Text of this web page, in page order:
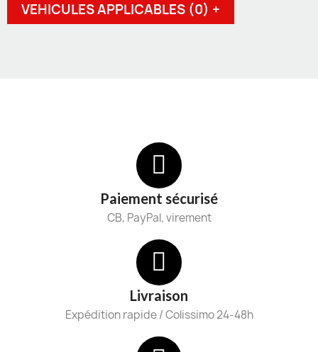
VEHICULES APPLICABLES (0) +
Paiement sécurisé
CB, PayPal, virement
Livraison
Expédition rapide / Colissimo 24-48h